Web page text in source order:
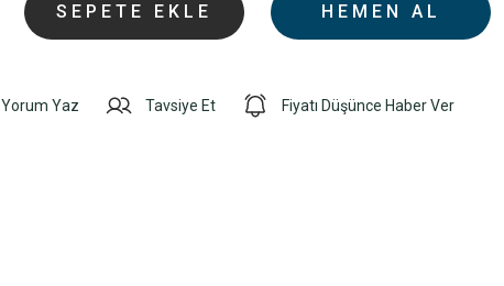
SEPETE EKLE HEMEN AL
Yorum Yaz Tavsiye Et Fiyatı Düşünce Haber Ver